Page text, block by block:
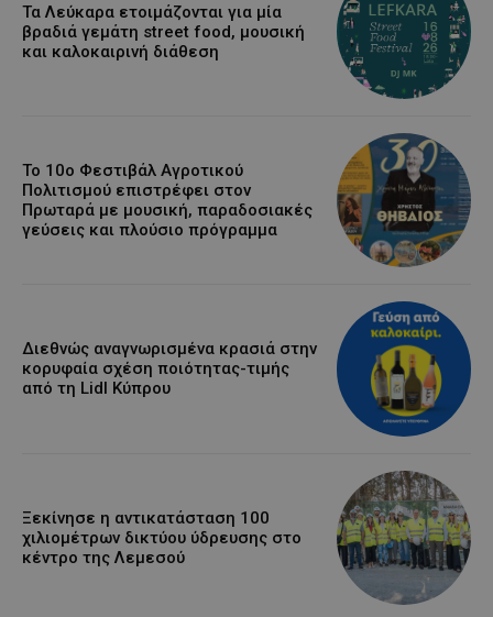
Τα Λεύκαρα ετοιμάζονται για μία
βραδιά γεμάτη street food, μουσική
και καλοκαιρινή διάθεση
Το 10ο Φεστιβάλ Αγροτικού
Πολιτισμού επιστρέφει στον
Πρωταρά με μουσική, παραδοσιακές
γεύσεις και πλούσιο πρόγραμμα
Διεθνώς αναγνωρισμένα κρασιά στην
κορυφαία σχέση ποιότητας-τιμής
από τη Lidl Κύπρου
Ξεκίνησε η αντικατάσταση 100
χιλιομέτρων δικτύου ύδρευσης στο
κέντρο της Λεμεσού